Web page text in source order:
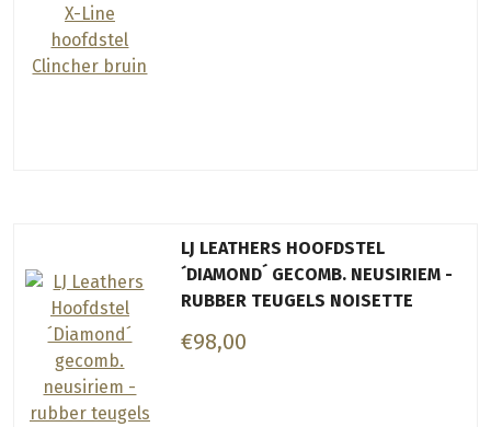
LJ LEATHERS HOOFDSTEL
´DIAMOND´ GECOMB. NEUSIRIEM -
RUBBER TEUGELS NOISETTE
€98,00